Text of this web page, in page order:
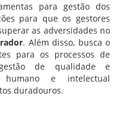
para gestão dos
para que os gestores
as adversidades no
. Além disso, busca o
para os processos de
de qualidade e
humano e intelectual
duradouros.